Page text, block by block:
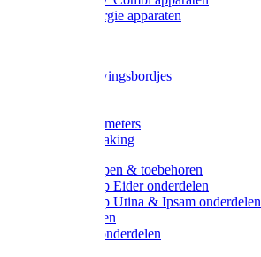
Zonne-energie apparaten
Waarschuwingsbordjes
Wegers en meters
Video bewaking
Weidepompen & toebehoren
Weidepomp Eider onderdelen
Weidepomp Utina & Ipsam onderdelen
Drinkbakken
Drinkbak onderdelen